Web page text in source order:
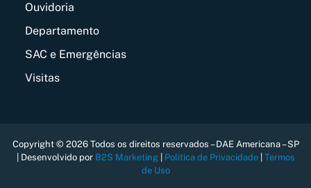
Ouvidoria
Departamento
SAC e Emergências
Visitas
Copyright © 2026 Todos os direitos reservados – DAE Americana – SP
| Desenvolvido por B2S Marketing| Política de Privacidade| Termos
de Uso